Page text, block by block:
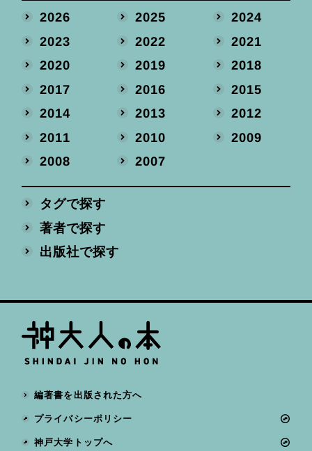
2026 2025
2024
2023
2022
2021
2020
2019
2018
2017
2016
2015
2014
2013
2012
2011
2010
2009
2008
2007
タグで探す
著者で探す
出版社で探す
編著書を出版された方へ
プライバシーポリシー
神戸大学トップへ